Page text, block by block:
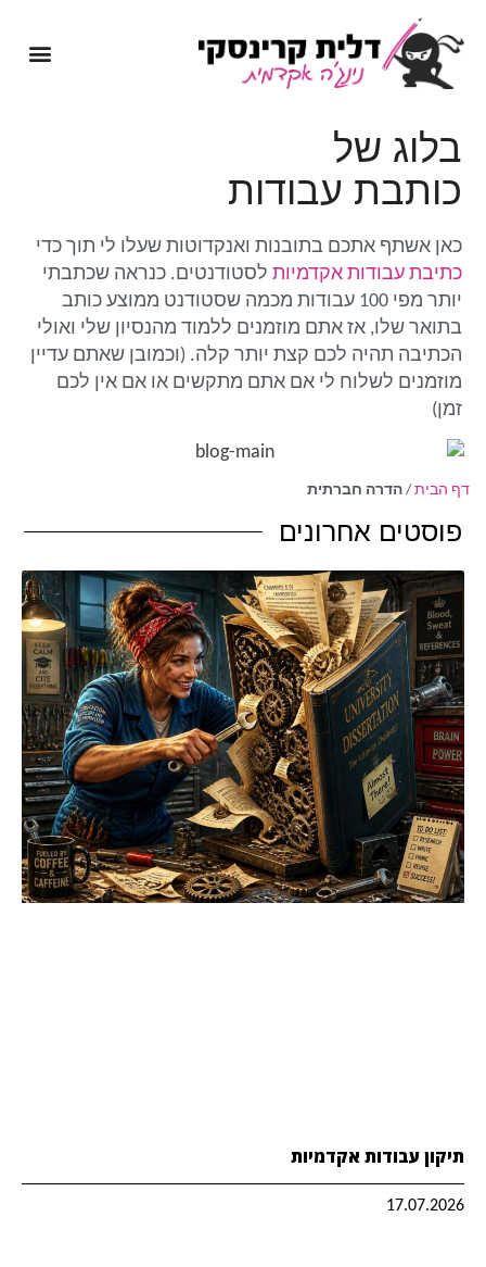
בלוג של
כותבת עבודות
כאן אשתף אתכם בתובנות ואנקדוטות שעלו לי תוך כדי
כתיבת עבודות אקדמיות לסטודנטים. כנראה שכתבתי
יותר מפי 100 עבודות מכמה שסטודנט ממוצע כותב
בתואר שלו, אז אתם מוזמנים ללמוד מהנסיון שלי ואולי
הכתיבה תהיה לכם קצת יותר קלה. (וכמובן שאתם עדיין
מוזמנים לשלוח לי אם אתם מתקשים או אם אין לכם
זמן)
דף הבית / הדרה חברתית
פוסטים אחרונים
תיקון עבודות אקדמיות
17.07.2026